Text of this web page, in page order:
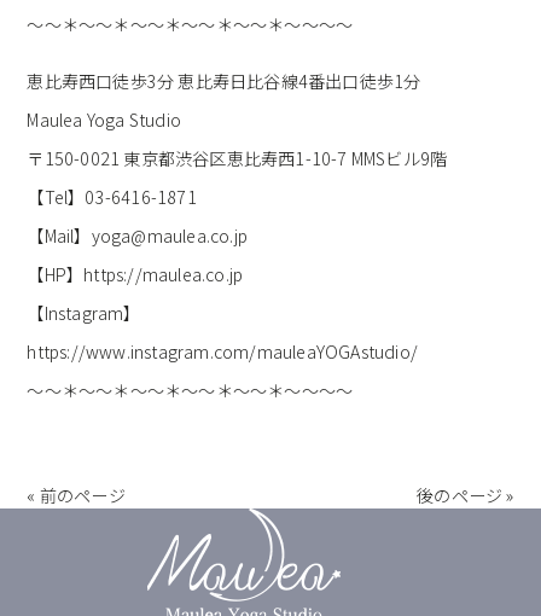
～～＊～～＊～～＊～～＊～～＊～～～～
恵比寿西口徒歩3分 恵比寿日比谷線4番出口徒歩1分
Maulea Yoga Studio
〒150-0021 東京都渋谷区恵比寿西1-10-7 MMSビル9階
【Tel】03-6416-1871
【Mail】yoga@maulea.co.jp
【HP】https://maulea.co.jp
【Instagram】
https://www.instagram.com/mauleaYOGAstudio/
～～＊～～＊～～＊～～＊～～＊～～～～
« 前のページ 後のページ »